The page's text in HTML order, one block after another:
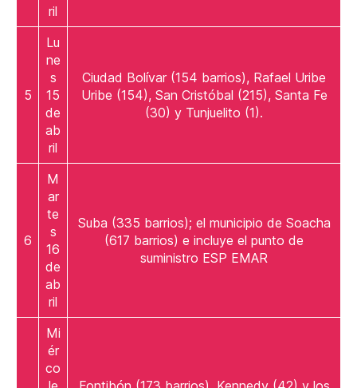
ril
5
Lu
ne
s
15
de
ab
ril
Ciudad Bolívar (154 barrios), Rafael Uribe
Uribe (154), San Cristóbal (215), Santa Fe
(30) y Tunjuelito (1).
6
M
ar
te
s
16
de
ab
ril
Suba (335 barrios); el municipio de Soacha
(617 barrios) e incluye el punto de
suministro ESP EMAR
Mi
ér
co